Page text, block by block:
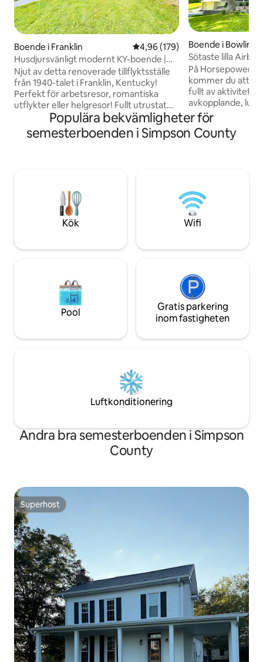
Boende i Franklin 4,96 av 5 i genomsnittligt
4,96 (179)
Husdjursvänligt modernt KY-boende |
Mysigt boende med 2 sovrum
Njut av detta renoverade tillflyktsställe
från 1940-talet i Franklin, Kentucky!
Perfekt för arbetsresor, romantiska
utflykter eller helgresor! Fullt utrustat
kök, två sovrum med queensize-sängar,
tvättmaskin och torktumlare samt
snabbt och pålitligt wifi. Husdjursvänligt
amishmarknader. Har du frågor eller är
du intresserad av prissättning för
långtidsvistelser? Klicka på ”Kontakta
värden” innan du bokar – vi hjälper gärna
Boende i Bowling
Sötaste lilla
#Familjekul!
På Horsepower
kommer du att
fullt av aktiviteter
avkopplande,
plats. Boendet
med 30 mogna
vara nära lokala
kök, ett
spelsystem,
fotbollsbord,
hängmatta och
Populära bekvämligheter för
semesterboenden i Simpson County
Kök Wifi
Pool
Gratis parkering
inom fastigheten
Luftkonditionering
Andra bra semesterboenden i Simpson
County
Superhost
Superhost